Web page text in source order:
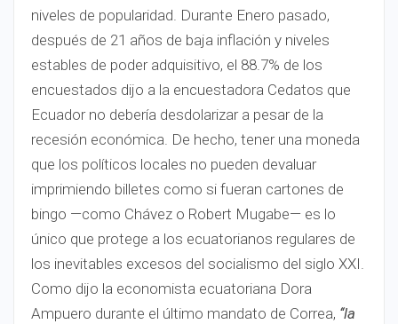
niveles de popularidad. Durante Enero pasado,
después de 21 años de baja inflación y niveles
estables de poder adquisitivo, el 88.7% de los
encuestados dijo a la encuestadora Cedatos que
Ecuador no debería desdolarizar a pesar de la
recesión económica. De hecho, tener una moneda
que los políticos locales no pueden devaluar
imprimiendo billetes como si fueran cartones de
bingo —como Chávez o Robert Mugabe— es lo
único que protege a los ecuatorianos regulares de
los inevitables excesos del socialismo del siglo XXI.
Como dijo la economista ecuatoriana Dora
Ampuero durante el último mandato de Correa, ‘‘la